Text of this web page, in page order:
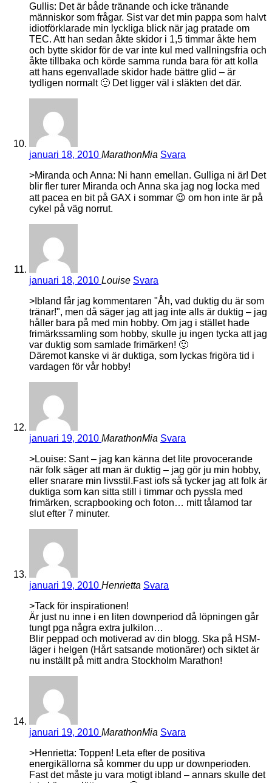
Gullis: Det är både tränande och icke tränande
människor som frågar. Sist var det min pappa som halvt
idiotförklarade min lyckliga blick när jag pratade om
TEC. Att han sedan åkte skidor i 1,5 timmar åkte hem
och bytte skidor för de var inte kul med vallningsfria och
åkte tillbaka och körde samma runda bara för att kolla
att hans egenvallade skidor hade bättre glid – är
tydligen normalt 🙂 Det ligger väl i släkten det där.
januari 18, 2010 MarathonMia Svara
>Miranda och Anna: Ni hann emellan. Gulliga ni är! Det
blir fler turer Miranda och Anna ska jag nog locka med
att pacea en bit på GAX i sommar 😉 om hon inte är på
cykel på väg norrut.
januari 18, 2010 Louise Svara
>Ibland får jag kommentaren "Åh, vad duktig du är som
tränar!", men då säger jag att jag inte alls är duktig – jag
håller bara på med min hobby. Om jag i stället hade
frimärkssamling som hobby, skulle ju ingen tycka att jag
var duktig som samlade frimärken! 🙂
Däremot kanske vi är duktiga, som lyckas frigöra tid i
vardagen för vår hobby!
januari 19, 2010 MarathonMia Svara
>Louise: Sant – jag kan känna det lite provocerande
när folk säger att man är duktig – jag gör ju min hobby,
eller snarare min livsstil.Fast iofs så tycker jag att folk är
duktiga som kan sitta still i timmar och pyssla med
frimärken, scrapbooking och foton… mitt tålamod tar
slut efter 7 minuter.
januari 19, 2010 Henrietta Svara
>Tack för inspirationen!
Är just nu inne i en liten downperiod då löpningen går
tungt pga några extra julkilon…
Blir peppad och motiverad av din blogg. Ska på HSM-
läger i helgen (Hårt satsande motionärer) och siktet är
nu inställt på mitt andra Stockholm Marathon!
januari 19, 2010 MarathonMia Svara
>Henrietta: Toppen! Leta efter de positiva
energikällorna så kommer du upp ur downperioden.
Fast det måste ju vara motigt ibland – annars skulle det